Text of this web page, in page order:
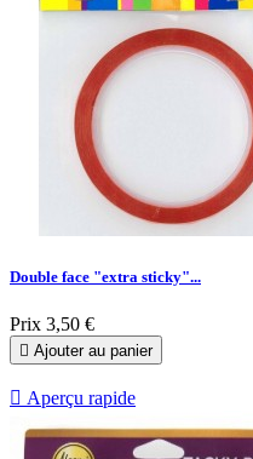
Double face "extra sticky"...
Prix 3,50 €
 Ajouter au panier
 Aperçu rapide